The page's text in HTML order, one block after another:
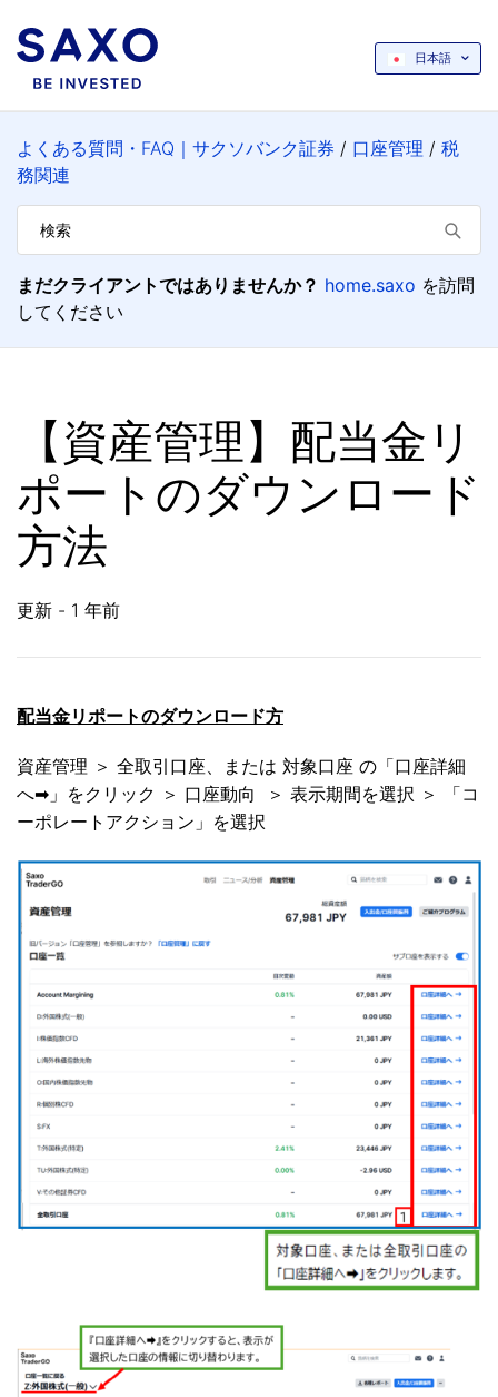
日本語
よくある質問・FAQ｜サクソバンク証券 口座管理
税
務関連
まだクライアントではありませんか？ home.saxo を訪問
してください
【資産管理】配当金リ
ポートのダウンロード
方法
更新 1 年前
配当金リポートのダウンロード方
資産管理 ＞ 全取引口座、または 対象口座 の「口座詳細
へ➡」をクリック ＞ 口座動向 ＞ 表示期間を選択 ＞ 「コ
ーポレートアクション」を選択